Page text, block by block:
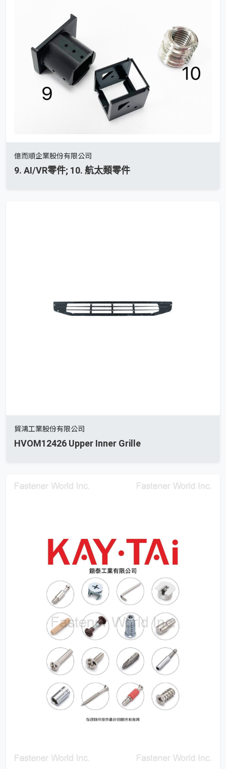
億而順企業股份有限公司
9. AI/VR零件; 10. 航太類零件
貿鴻工業股份有限公司
HVOM12426 Upper Inner Grille